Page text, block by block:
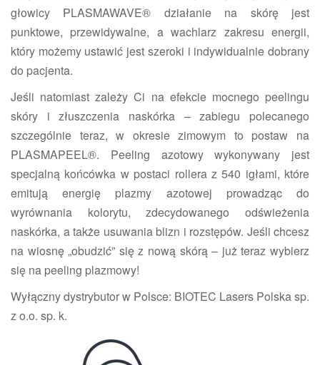
głowicy PLASMAWAVE® działanie na skórę jest
punktowe, przewidywalne, a wachlarz zakresu energii,
który możemy ustawić jest szeroki i indywidualnie dobrany
do pacjenta.
Jeśli natomiast zależy Ci na efekcie mocnego peelingu
skóry i złuszczenia naskórka – zabiegu polecanego
szczególnie teraz, w okresie zimowym to postaw na
PLASMAPEEL®. Peeling azotowy wykonywany jest
specjalną końcówka w postaci rollera z 540 igłami, które
emitują energię plazmy azotowej prowadząc do
wyrównania kolorytu, zdecydowanego odświeżenia
naskórka, a także usuwania blizn i rozstępów. Jeśli chcesz
na wiosnę „obudzić” się z nową skórą – już teraz wybierz
się na peeling plazmowy!
Wyłączny dystrybutor w Polsce: BIOTEC Lasers Polska sp.
z o.o. sp. k.